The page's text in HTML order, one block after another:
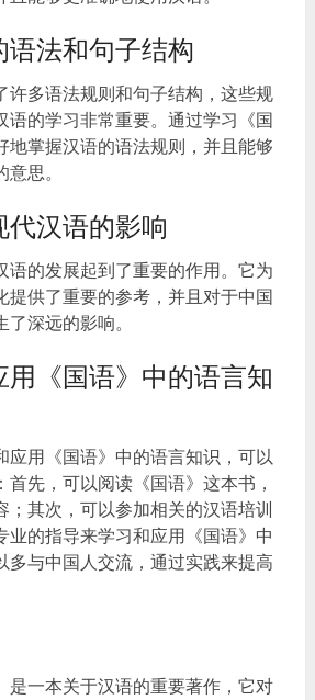
语法和句子结构
许多语法规则和句子结构，这些规
语的学习非常重要。通过学习《国
地掌握汉语的语法规则，并且能够
思。
代汉语的影响
语的发展起到了重要的作用。它为
提供了重要的参考，并且对于中国
深远的影响。
《国语》中的语言知
应用《国语》中的语言知识，可以
首先，可以阅读《国语》这本书，
；其次，可以参加相关的汉语培训
业的指导来学习和应用《国语》中
多与中国人交流，通过实践来提高
是一本关于汉语的重要著作，它对